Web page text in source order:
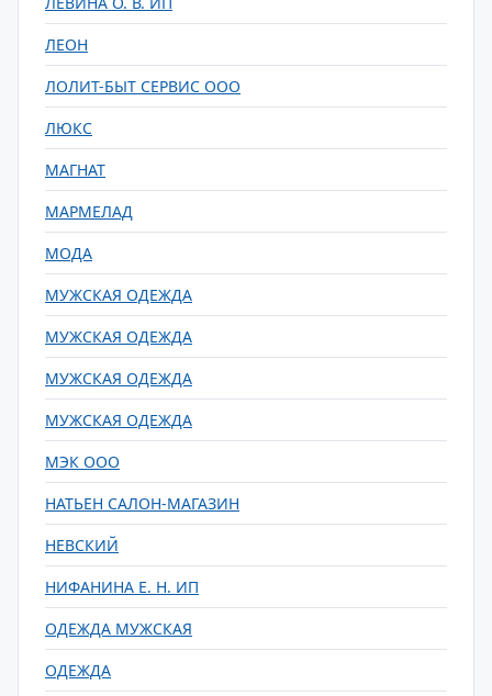
ЛЕОН
ЛОЛИТ-БЫТ СЕРВИС ООО
ЛЮКС
МАГНАТ
МАРМЕЛАД
МОДА
МУЖСКАЯ ОДЕЖДА
МУЖСКАЯ ОДЕЖДА
МУЖСКАЯ ОДЕЖДА
МУЖСКАЯ ОДЕЖДА
МЭК ООО
НАТЬЕН САЛОН-МАГАЗИН
НЕВСКИЙ
НИФАНИНА Е. Н. ИП
ОДЕЖДА МУЖСКАЯ
ОДЕЖДА